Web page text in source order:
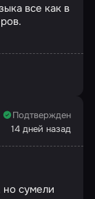
все как в
Подтвержден
14 дней назад
сумели